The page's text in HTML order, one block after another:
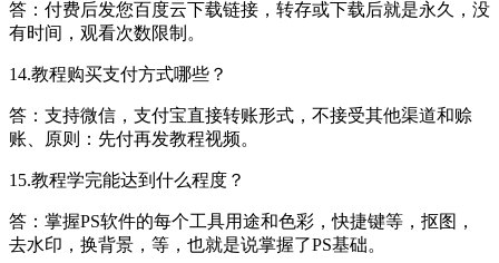
答：付费后发您百度云下载链接，转存或下载后就是永久，没
有时间，观看次数限制。
14.教程购买支付方式哪些？
答：支持微信，支付宝直接转账形式，不接受其他渠道和赊
账、原则：先付再发教程视频。
15.教程学完能达到什么程度？
答：掌握PS软件的每个工具用途和色彩，快捷键等，抠图，
去水印，换背景，等，也就是说掌握了PS基础。